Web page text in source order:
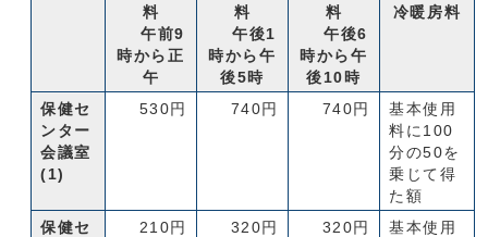
料
午前9
時から正
午
料
午後1
時から午
後5時
料
午後6
時から午
後10時
冷暖房料
保健セ
ンター
会議室
(1)
530円 740円 740円
基本使用
料に100
分の50を
乗じて得
た額
保健セ
210円 320円 320円
基本使用